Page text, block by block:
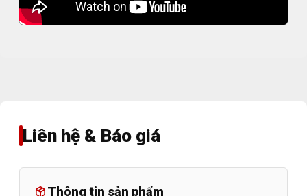
Liên hệ & Báo giá
Thông tin sản phẩm